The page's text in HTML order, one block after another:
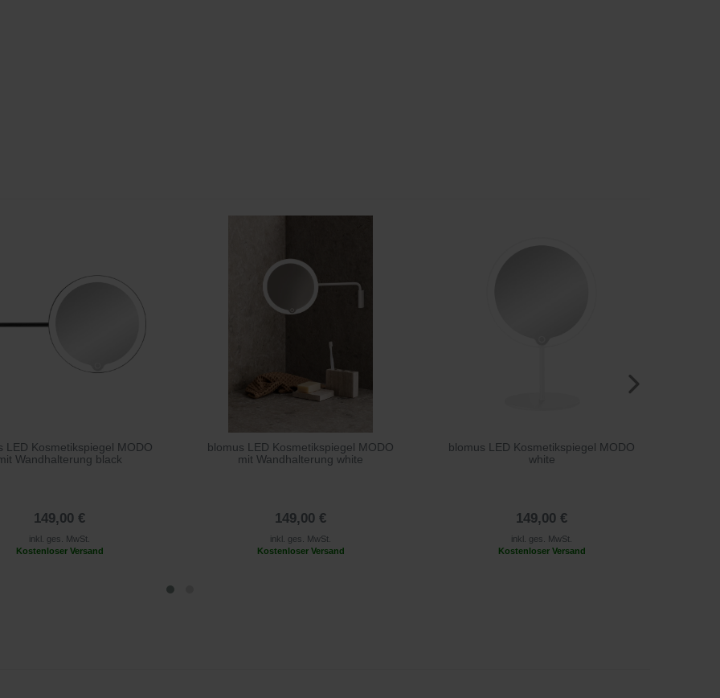
LED Kosmetikspiegel MODO
Wandhalterung black
149,00 €
inkl. ges. MwSt.
Kostenloser Versand
blomus LED Kosmetikspiegel MODO
mit Wandhalterung white
149,00 €
inkl. ges. MwSt.
Kostenloser Versand
blomus LED Kosmetikspiegel MODO
white
149,00 €
inkl. ges. MwSt.
Kostenloser Versand